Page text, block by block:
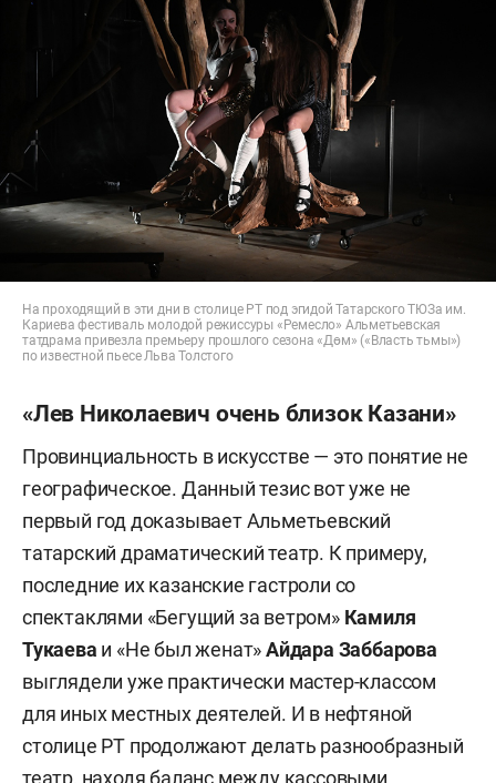
На проходящий в эти дни в столице РТ под эгидой Татарского ТЮЗа им.
Кариева фестиваль молодой режиссуры «Ремесло» Альметьевская
татдрама привезла премьеру прошлого сезона «Дөм» («Власть тьмы»)
по известной пьесе Льва Толстого
«Лев Николаевич очень близок Казани»
Провинциальность в искусстве — это понятие не
географическое. Данный тезис вот уже не
первый год доказывает Альметьевский
татарский драматический театр. К примеру,
последние их казанские гастроли со
спектаклями «Бегущий за ветром» Камиля
Тукаева и «Не был женат»Айдара Заббарова
выглядели уже практически мастер-классом
для иных местных деятелей. И в нефтяной
столице РТ продолжают делать разнообразный
театр, находя баланс между кассовыми